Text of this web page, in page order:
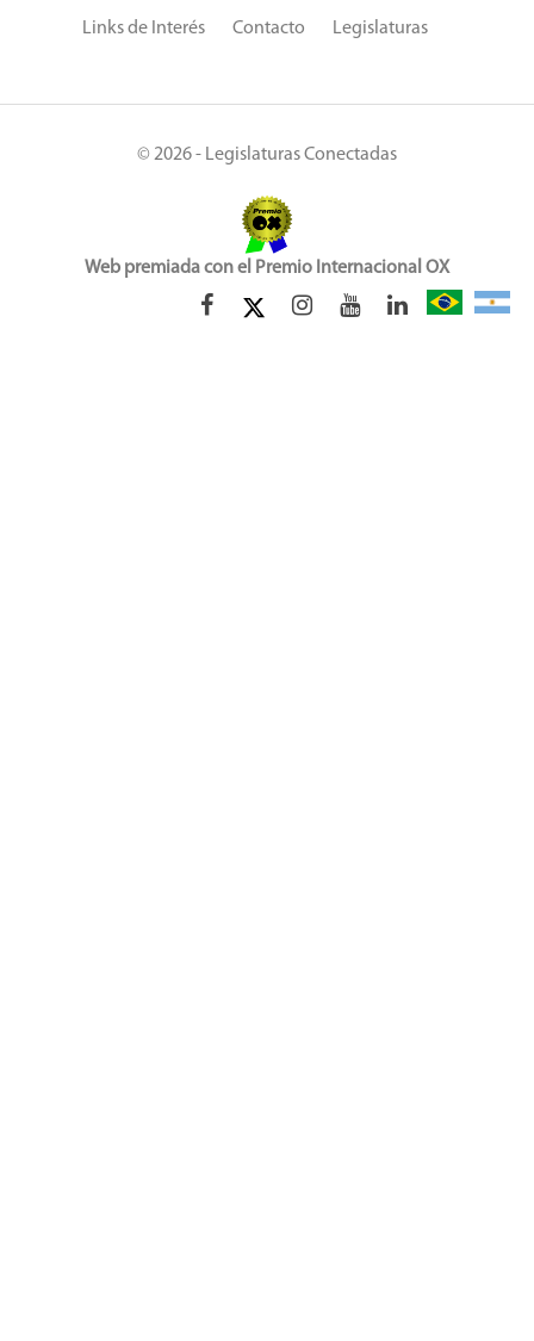
Links de Interés Contacto Legislaturas
© 2026 - Legislaturas Conectadas
Web premiada con el Premio Internacional OX